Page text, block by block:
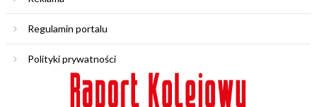
Regulamin portalu
Polityki prywatności